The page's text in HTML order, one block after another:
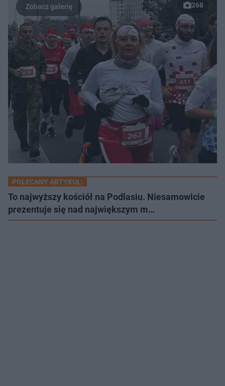
268
POLECANY ARTYKUŁ:
To najwyższy kościół na Podlasiu. Niesamowicie
prezentuje się nad największym m…